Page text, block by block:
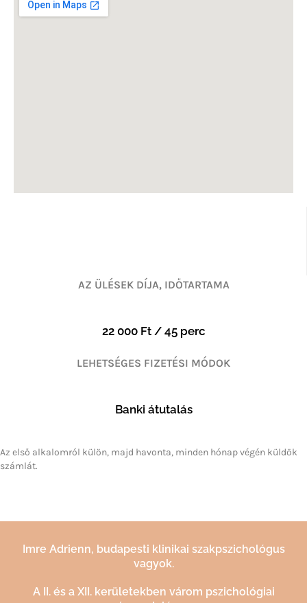
AZ ÜLÉSEK DÍJA, IDŐTARTAMA
22 000 Ft / 45 perc
LEHETSÉGES FIZETÉSI MÓDOK
Banki átutalás
Az első alkalomról külön, majd havonta, minden hónap végén küldök
számlát.
Imre Adrienn, budapesti klinikai szakpszichológus
vagyok.
A II. és a XII. kerületekben várom pszichológiai